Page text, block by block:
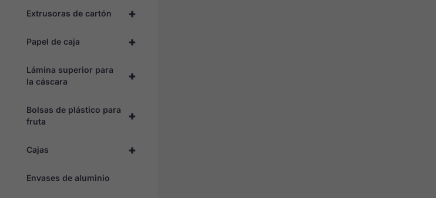
+
Extrusoras de cartón
+
Papel de caja
+
Lámina superior para
la cáscara
+
Bolsas de plástico para
fruta
+
Cajas
Envases de aluminio